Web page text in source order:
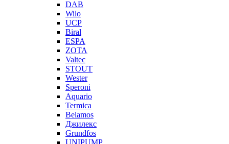
DAB
Wilo
UCP
Biral
ESPA
ZOTA
Valtec
STOUT
Wester
Speroni
Aquario
Termica
Belamos
Джилекс
Grundfos
UNIPUMP